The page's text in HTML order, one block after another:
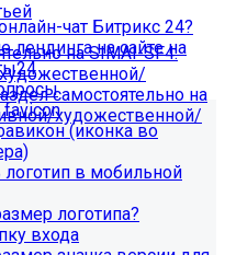
на SIMAI-SF4:
самостоятельно на
художественной/
ошибки
лицензию не входит
образовательной
чат Битрикс 24?
лендинга на сайте на
favicon
(иконка во
логотип в мобильной
логотипа?
входа